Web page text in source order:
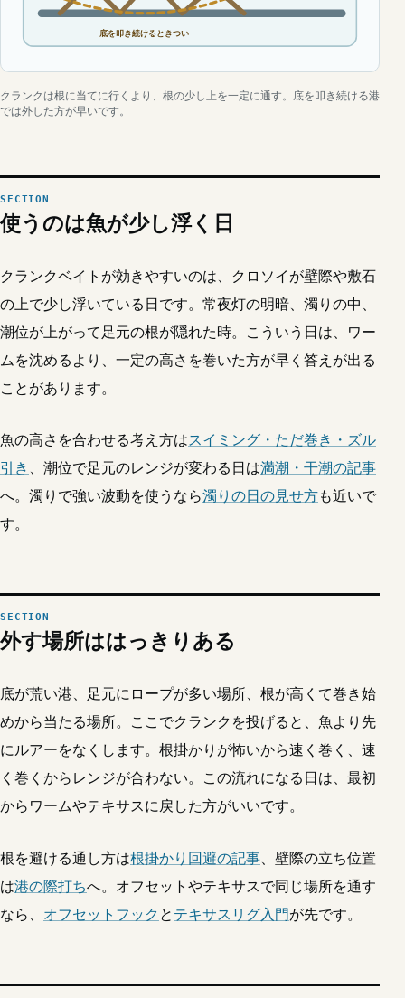
底を叩き続けるときつい
クランクは根に当てに行くより、根の少し上を一定に通す。底を叩き続ける港
では外した方が早いです。
使うのは魚が少し浮く日
クランクベイトが効きやすいのは、クロソイが壁際や敷石
の上で少し浮いている日です。常夜灯の明暗、濁りの中、
潮位が上がって足元の根が隠れた時。こういう日は、ワー
ムを沈めるより、一定の高さを巻いた方が早く答えが出る
ことがあります。
魚の高さを合わせる考え方はスイミング・ただ巻き・ズル
引き 、潮位で足元のレンジが変わる日は満潮・干潮の記事
へ。濁りで強い波動を使うなら濁りの日の見せ方も近いで
す。
外す場所ははっきりある
底が荒い港、足元にロープが多い場所、根が高くて巻き始
めから当たる場所。ここでクランクを投げると、魚より先
にルアーをなくします。根掛かりが怖いから速く巻く、速
く巻くからレンジが合わない。この流れになる日は、最初
からワームやテキサスに戻した方がいいです。
根を避ける通し方は根掛かり回避の記事、壁際の立ち位置
は港の際打ちへ。オフセットやテキサスで同じ場所を通す
なら、 オフセットフックとテキサスリグ入門が先です。